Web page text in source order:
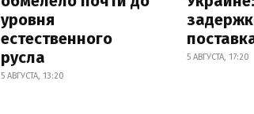
уровня
естественного
русла
5 АВГУСТА, 13:20
5 АВГУСТА, 17:20